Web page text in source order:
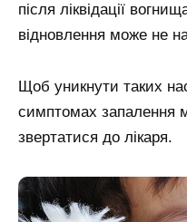
після ліквідації
відновлення може не
Щоб уникнути таких
симптомах запалення
звертатися до лікаря.